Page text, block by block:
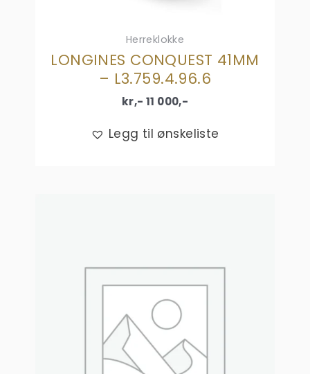
Herreklokke
LONGINES CONQUEST 41MM
– L3.759.4.96.6
kr,- 11 000,-
Legg til ønskeliste